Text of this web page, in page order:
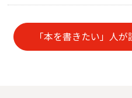
「本を書きたい」人